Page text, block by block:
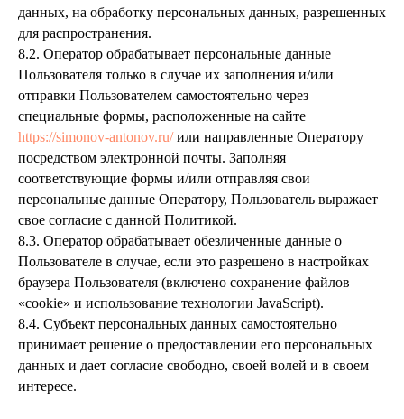
данных, на обработку персональных данных, разрешенных
для распространения.
8.2. Оператор обрабатывает персональные данные
Пользователя только в случае их заполнения и/или
отправки Пользователем самостоятельно через
специальные формы, расположенные на сайте
https://simonov-antonov.ru/или направленные Оператору
посредством электронной почты. Заполняя
соответствующие формы и/или отправляя свои
персональные данные Оператору, Пользователь выражает
свое согласие с данной Политикой.
8.3. Оператор обрабатывает обезличенные данные о
Пользователе в случае, если это разрешено в настройках
браузера Пользователя (включено сохранение файлов
«cookie» и использование технологии JavaScript).
8.4. Субъект персональных данных самостоятельно
принимает решение о предоставлении его персональных
данных и дает согласие свободно, своей волей и в своем
интересе.